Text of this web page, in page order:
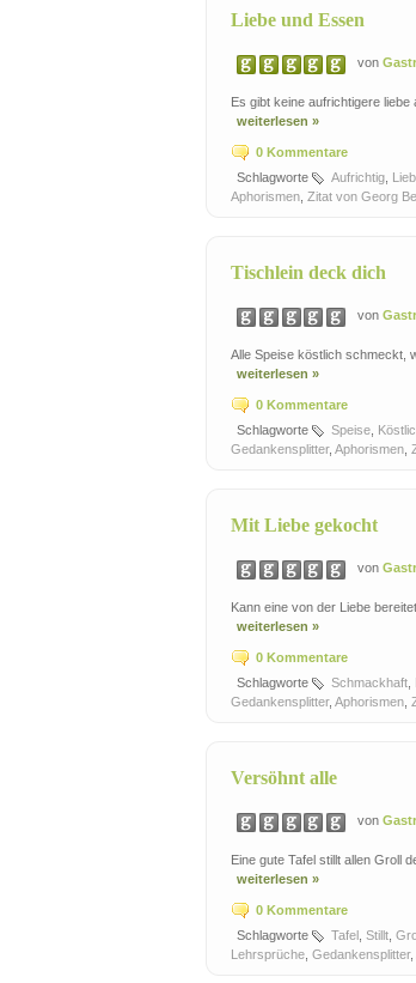
Liebe und Essen
von
Es gibt keine aufrichtigere
weiterlesen »
0 Kommentare
Schlagworte
Aufrichtig
Aphorismen Zitat von Georg
Tischlein deck dich
von
Alle Speise köstlich schmeckt,
weiterlesen »
0 Kommentare
Schlagworte
Speise
Gedankensplitter, Aphorismen
Mit Liebe gekocht
von
Kann eine von der Liebe
weiterlesen »
0 Kommentare
Schlagworte
Schmackhaft
Gedankensplitter, Aphorismen
Versöhnt alle
von
Eine gute Tafel stillt allen Groll
weiterlesen »
0 Kommentare
Schlagworte
Tafel Stillt
Lehrsprüche Gedankensplitter,